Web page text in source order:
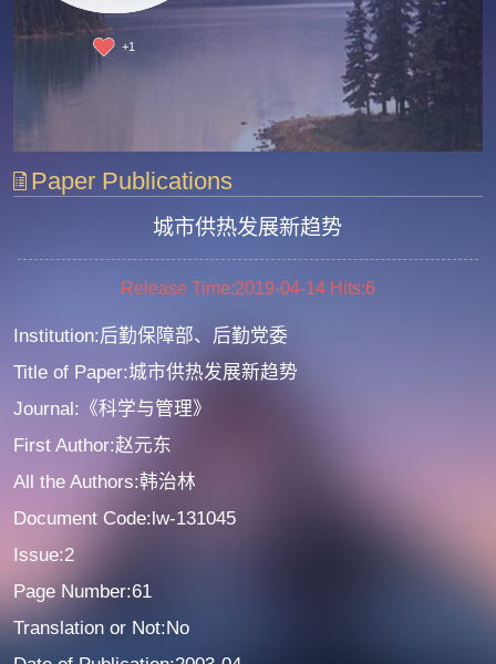
+1
Paper Publications
城市供热发展新趋势
Release Time:2019-04-14 Hits:6
Institution:后勤保障部、后勤党委
Title of Paper:城市供热发展新趋势
Journal:《科学与管理》
First Author:赵元东
All the Authors:韩治林
Document Code:lw-131045
Issue:2
Page Number:61
Translation or Not:No